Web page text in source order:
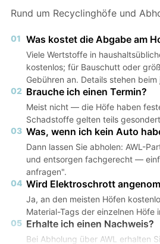
Rund um Recyclinghöfe und
01 Was kostet die Abgabe am
Viele Wertstoffe in
kostenlos; für Bauschutt oder
Gebühren an. Details stehen beim
02 Brauche ich einen Termin?
Meist nicht — die Höfe haben
Schadstoffe gelten teils
03 Was, wenn ich kein Auto
Dann lassen Sie abholen: AWL-
und entsorgen fachgerecht —
anfragen".
04 Wird Elektroschrott
Ja, an den meisten Höfen
Material-Tags der einzelnen Höfe
05 Erhalte ich einen Nachweis?
Bei Abholung über AWL erhalten